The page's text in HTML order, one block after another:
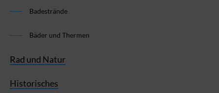
Badestrände
Bäder und Thermen
Rad und Natur
Historisches